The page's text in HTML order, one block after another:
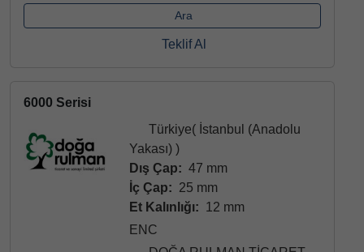
Ara
Teklif Al
6000 Serisi
Türkiye( İstanbul (Anadolu
Yakası) )
Dış Çap: 47 mm
İç Çap: 25 mm
Et Kalınlığı: 12 mm
ENC